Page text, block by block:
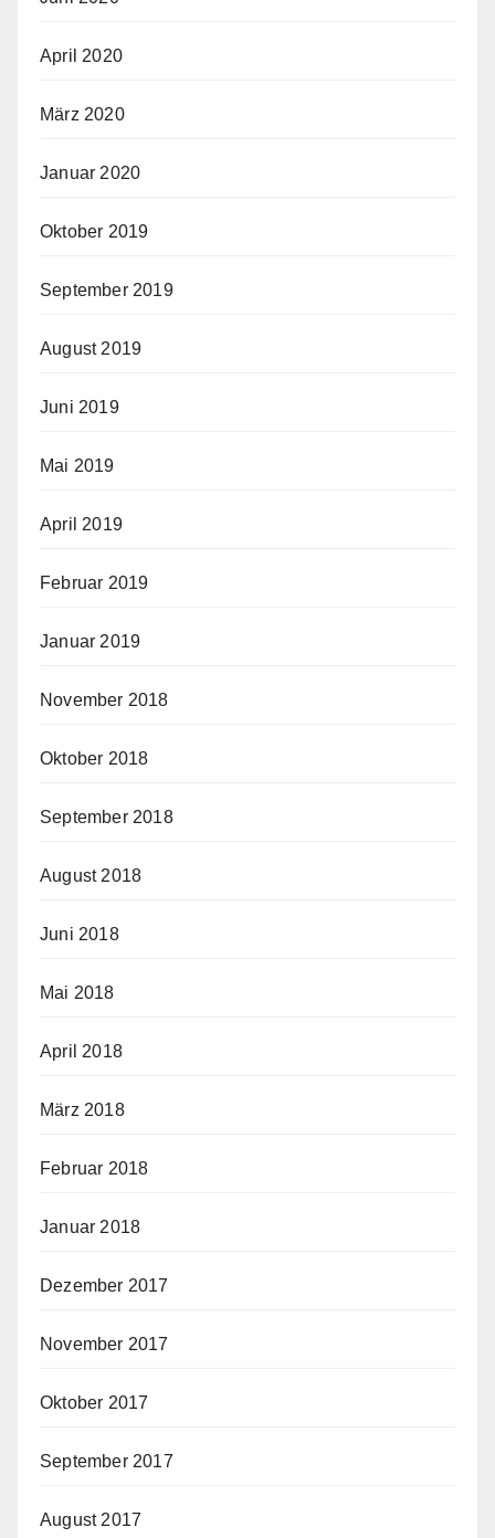
April 2020
März 2020
Januar 2020
Oktober 2019
September 2019
August 2019
Juni 2019
Mai 2019
April 2019
Februar 2019
Januar 2019
November 2018
Oktober 2018
September 2018
August 2018
Juni 2018
Mai 2018
April 2018
März 2018
Februar 2018
Januar 2018
Dezember 2017
November 2017
Oktober 2017
September 2017
August 2017